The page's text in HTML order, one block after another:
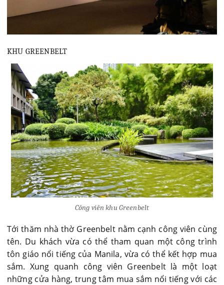
KHU GREENBELT
Công viên khu Greenbelt
Tới thăm nhà thờ Greenbelt nằm cạnh công viên cùng
tên. Du khách vừa có thể tham quan một công trình
tôn giáo nổi tiếng của Manila, vừa có thể kết hợp mua
sắm. Xung quanh công viên Greenbelt là một loạt
những cửa hàng, trung tâm mua sắm nổi tiếng với các